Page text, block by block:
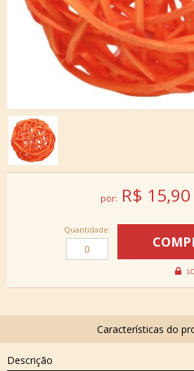
por: R$ 15,90
Quantidade:
Descrição